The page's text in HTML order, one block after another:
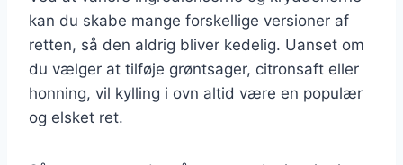
kan du skabe mange forskellige versioner af
retten, så den aldrig bliver kedelig. Uanset om
du vælger at tilføje grøntsager, citronsaft eller
honning, vil kylling i ovn altid være en populær
og elsket ret.